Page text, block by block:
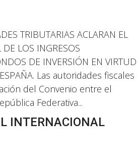
TRIBUTARIAS ACLARAN EL
LOS INGRESOS
DE INVERSIÓN EN VIRTUD
Las autoridades fiscales
del Convenio entre el
Federativa...
INTERNACIONAL